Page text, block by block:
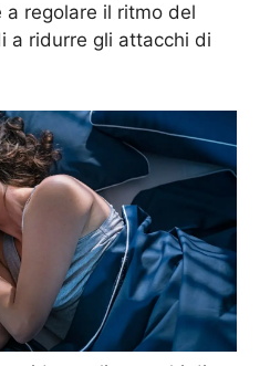
a regolare il ritmo del
a ridurre gli attacchi di